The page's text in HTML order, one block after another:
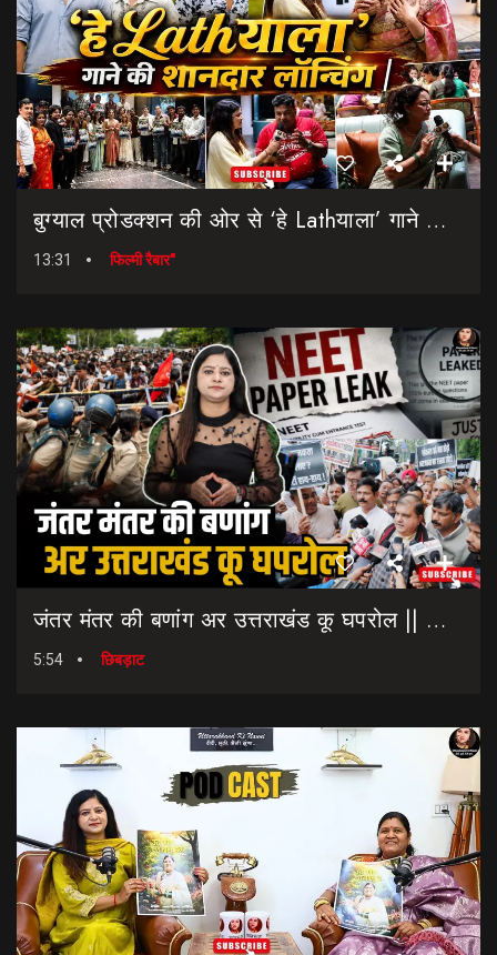
बुग्याल प्रोडक्शन की ओर से ‘हे Lathयाला’ गाने की शानदार लॉन्चिंग || Hey Lathyala || Garhwali Song
13:31 फिल्मी रैबार"
जंतर मंतर की बणांग अर उत्तराखंड कू घपरोल || NEET Paper Leak || Dharmendra Pradhan Resigns
5:54 छिबड़ाट